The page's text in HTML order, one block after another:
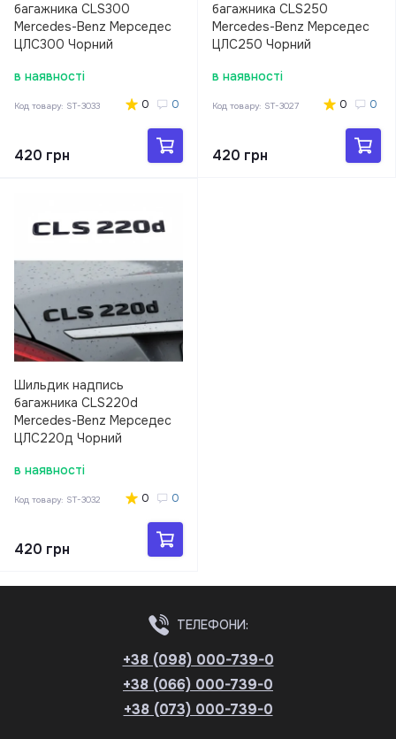
багажника CLS300
Mercedes-Benz Мерседес
ЦЛС300 Чорний
в наявності
Код товару: ST-3033 0 0
420 грн
багажника CLS250
Mercedes-Benz Мерседес
ЦЛС250 Чорний
в наявності
Код товару: ST-3027 0 0
420 грн
Шильдик надпись
багажника CLS220d
Mercedes-Benz Мерседес
ЦЛС220д Чорний
в наявності
Код товару: ST-3032 0 0
420 грн
ТЕЛЕФОНИ:
+38 (098) 000-739-0
+38 (066) 000-739-0
+38 (073) 000-739-0